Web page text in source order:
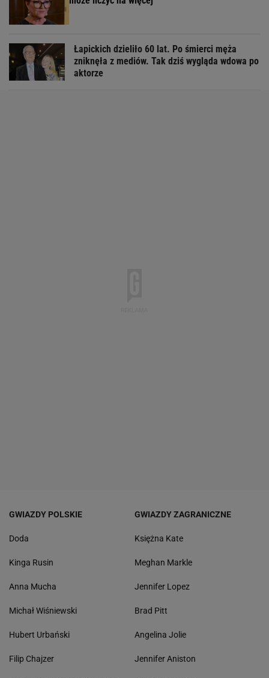
Łapickich dzieliło 60 lat. Po śmierci męża
zniknęła z mediów. Tak dziś wygląda wdowa po
aktorze
GWIAZDY POLSKIE
Doda
Kinga Rusin
Anna Mucha
Michał Wiśniewski
Hubert Urbański
Filip Chajzer
GWIAZDY ZAGRANICZNE
Księżna Kate
Meghan Markle
Jennifer Lopez
Brad Pitt
Angelina Jolie
Jennifer Aniston